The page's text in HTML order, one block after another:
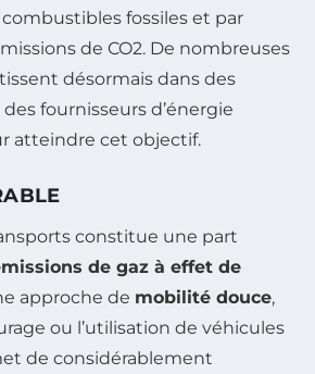
fossiles et par
de CO2. De nombreuses
désormais dans des
fournisseurs d’énergie
atteindre cet objectif.
constitue une part
de gaz à effet de
approche de mobilité douce,
ou l’utilisation de véhicules
de considérablement